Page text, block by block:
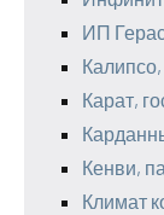
ИП
Карат,
Кенви,
Климат